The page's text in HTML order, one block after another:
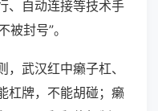
、自动连接等技术手
被封号”。
武汉红中癞子杠、
杠牌，不能胡碰；癞